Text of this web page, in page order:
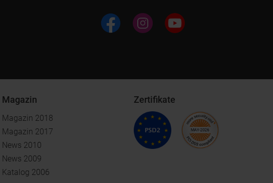
Magazin
Magazin 2018
Magazin 2017
News 2010
News 2009
Katalog 2006
Zertifikate